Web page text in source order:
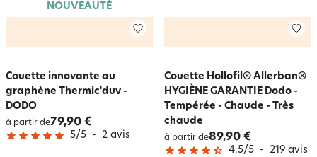
NOUVEAUTÉ
Couette innovante au
graphène Thermic'duv -
DODO
à partir de79,90 €
5/5 - 2 avis
Couette Hollofil® Allerban®
HYGIÈNE GARANTIE Dodo -
Tempérée - Chaude - Très
chaude
à partir de89,90 €
4.5/5 - 219 avis